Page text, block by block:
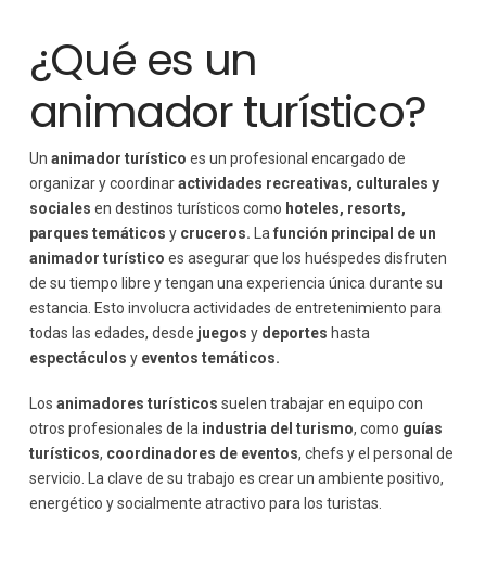
¿Qué es un
animador turístico?
Un animador turístico es un profesional encargado de
organizar y coordinaractividades recreativas, culturales y
sociales en destinos turísticos como hoteles, resorts,
parques temáticos y cruceros. Lafunción principal de un
animador turístico es asegurar que los huéspedes disfruten
de su tiempo libre y tengan una experiencia única durante su
estancia. Esto involucra actividades de entretenimiento para
todas las edades, desde juegos y deportes hasta
espectáculos y eventos temáticos.
Los animadores turísticos suelen trabajar en equipo con
otros profesionales de la industria del turismo, como guías
turísticos, coordinadores de eventos, chefs y el personal de
servicio. La clave de su trabajo es crear un ambiente positivo,
energético y socialmente atractivo para los turistas.